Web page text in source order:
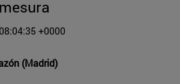
+0000
(Madrid)